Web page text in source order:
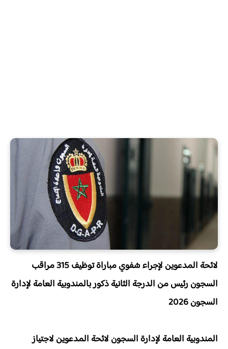
لائحة المدعوين لإجراء شفوي مباراة توظيف 315 مراقب
السجون رئيس من الدرجة الثانية ذكور بالمندوبية العامة لإدارة
السجون 2026
المندوبية العامة لإدارة السجون لائحة المدعوين لاجتياز